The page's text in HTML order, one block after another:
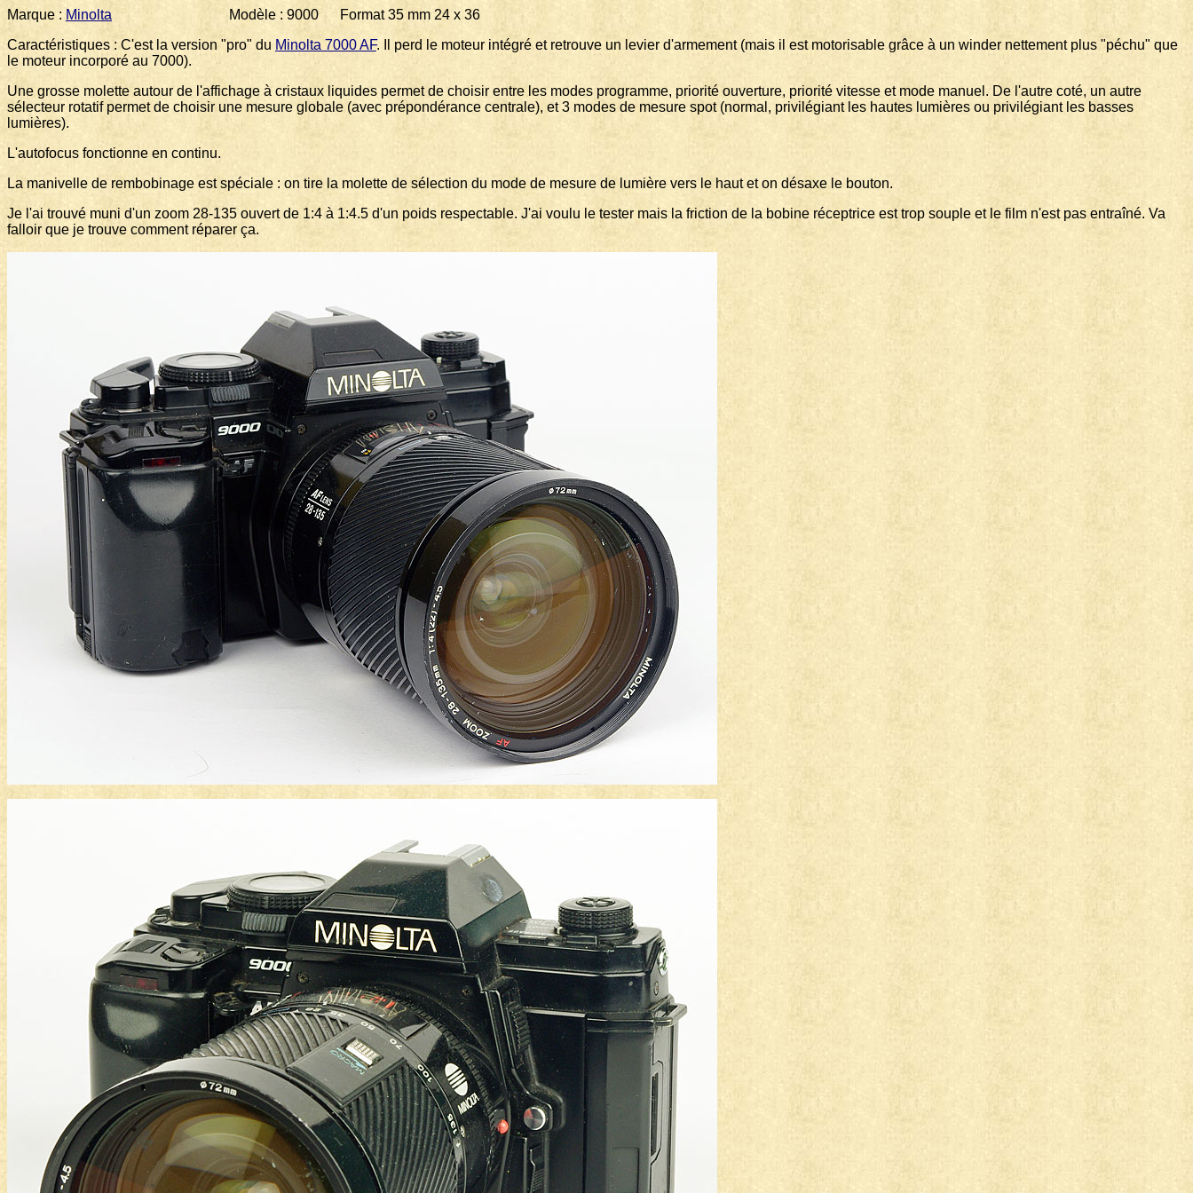
Marque : Minolta Modèle : 9000 Format 35 mm 24 x 36
Caractéristiques : C'est la version "pro" du Minolta 7000 AF. Il perd le moteur intégré et retrouve un levier d'armement (mais il est motorisable grâce à un winder nettement plus "péchu" que
le moteur incorporé au 7000).
Une grosse molette autour de l'affichage à cristaux liquides permet de choisir entre les modes programme, priorité ouverture, priorité vitesse et mode manuel. De l'autre coté, un autre
sélecteur rotatif permet de choisir une mesure globale (avec prépondérance centrale), et 3 modes de mesure spot (normal, privilégiant les hautes lumières ou privilégiant les basses
lumières).
L'autofocus fonctionne en continu.
La manivelle de rembobinage est spéciale : on tire la molette de sélection du mode de mesure de lumière vers le haut et on désaxe le bouton.
Je l'ai trouvé muni d'un zoom 28-135 ouvert de 1:4 à 1:4.5 d'un poids respectable. J'ai voulu le tester mais la friction de la bobine réceptrice est trop souple et le film n'est pas entraîné. Va
falloir que je trouve comment réparer ça.